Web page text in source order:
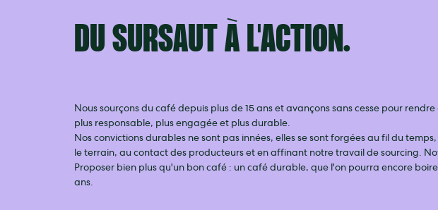
DU SURSAUT À L'ACTION.
Nous sourçons du café depuis plus de 15 ans et avançons sans cesse pour
plus responsable, plus engagée et plus durable.
Nos convictions durables ne sont pas innées, elles se sont forgées au fil du
le terrain, au contact des producteurs et en affinant notre travail de sourcing.
Proposer bien plus qu'un bon café : un café durable, que l'on pourra encore
ans.